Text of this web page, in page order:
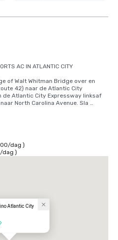
AC IN ATLANTIC CITY
of Walt Whitman Bridge over en
42) naar de Atlantic City
de Atlantic City Expressway linksaf
North Carolina Avenue. Sla
de Garden State Parkway (afrit 11).
naar afrit 38 (Atlantic City
Expressway (oost). Sla aan de voet
naar Arctic Avenue. Ga verder
naar North Carolina to
naar North Carolina Avenue. Sla
/dag )
/dag )
Atlantic City